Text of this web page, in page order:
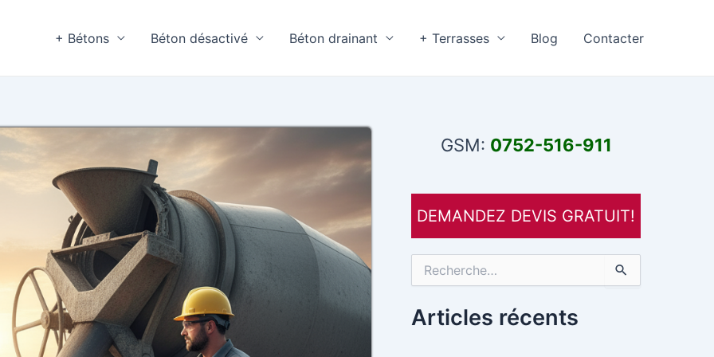
+ Bétons Béton désactivé Béton drainant + Terrasses Blog Contacter
GSM: 0752-516-911
DEMANDEZ DEVIS GRATUIT!
h
e
Articles récents